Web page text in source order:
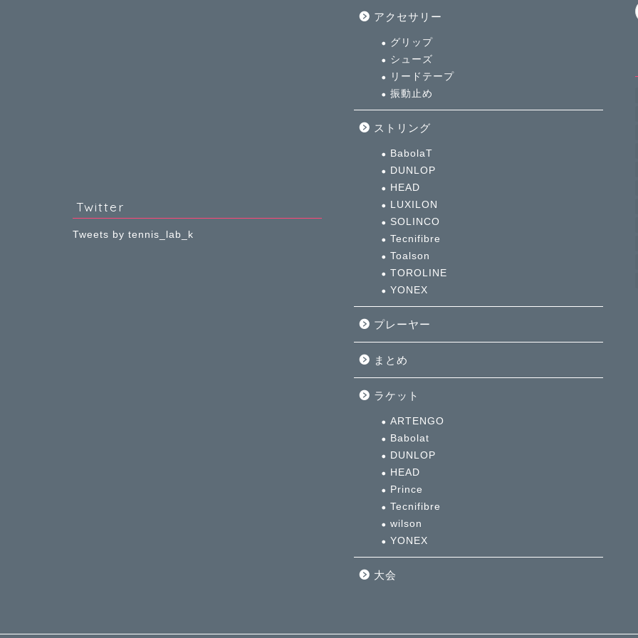
Twitter
Tweets by tennis_lab_k
アクセサリー
グリップ
シューズ
リードテープ
振動止め
ストリング
BabolaT
DUNLOP
HEAD
LUXILON
SOLINCO
Tecnifibre
Toalson
TOROLINE
YONEX
プレーヤー
まとめ
ラケット
ARTENGO
Babolat
DUNLOP
HEAD
Prince
Tecnifibre
wilson
YONEX
大会